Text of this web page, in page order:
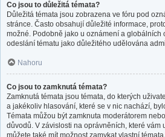
Co jsou to důležitá témata?
Důležitá témata jsou zobrazena ve fóru pod
stránce. Často obsahují důležité informace,
možné. Podobně jako u oznámení a globálních
odeslání tématu jako důležitého udělována
Nahoru
Co jsou to zamknutá témata?
Zamknutá témata jsou témata, do kterých
a jakékoliv hlasování, které se v nic nachází,
Témata můžou být zamknuta moderátorem
důvodů. V závislosti na oprávněních, které vám